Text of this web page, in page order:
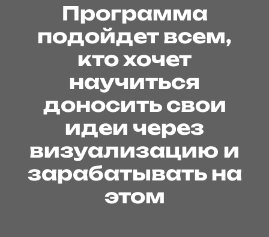
Программа
подойдет всем,
кто хочет
научиться
доносить свои
идеи через
визуализацию и
зарабатывать на
этом